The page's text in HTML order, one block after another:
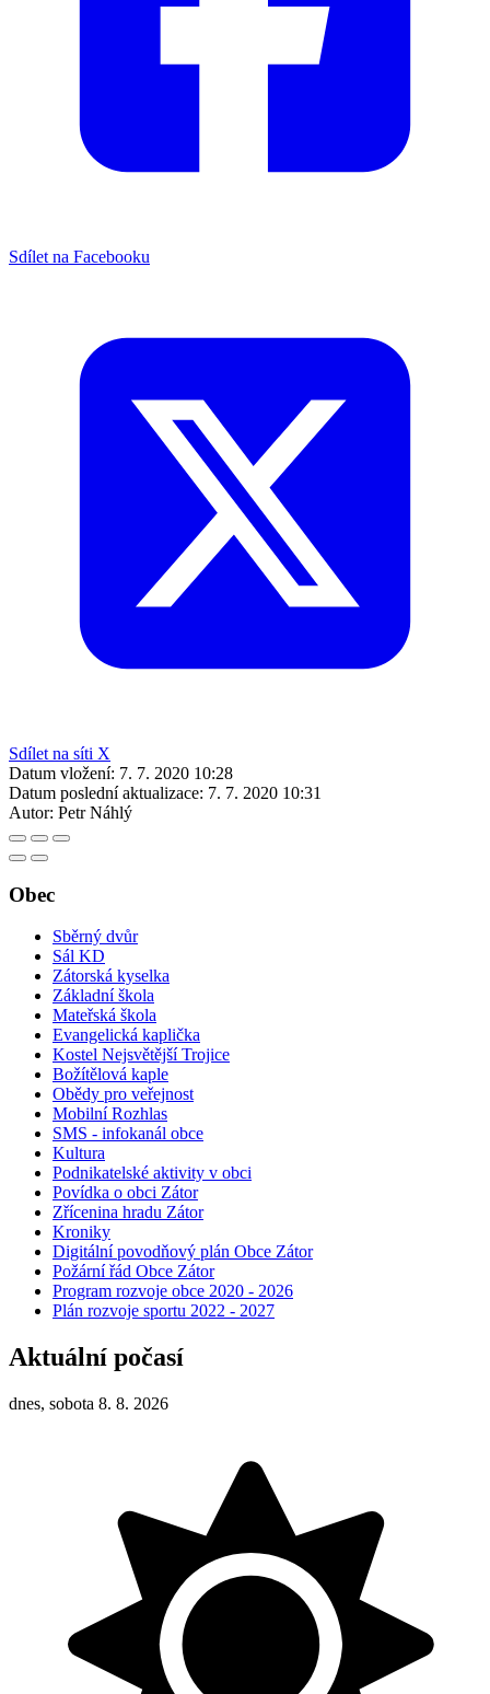
Sdílet na Facebooku
Sdílet na síti X
Datum vložení: 7. 7. 2020 10:28
Datum poslední aktualizace: 7. 7. 2020 10:31
Autor: Petr Náhlý
Obec
Sběrný dvůr
Sál KD
Zátorská kyselka
Základní škola
Mateřská škola
Evangelická kaplička
Kostel Nejsvětější Trojice
Božítělová kaple
Obědy pro veřejnost
Mobilní Rozhlas
SMS - infokanál obce
Kultura
Podnikatelské aktivity v obci
Povídka o obci Zátor
Zřícenina hradu Zátor
Kroniky
Digitální povodňový plán Obce Zátor
Požární řád Obce Zátor
Program rozvoje obce 2020 - 2026
Plán rozvoje sportu 2022 - 2027
Aktuální počasí
dnes, sobota 8. 8. 2026